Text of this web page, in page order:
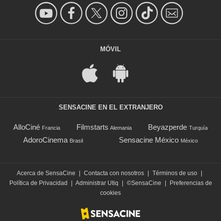
MÓVIL
SENSACINE EN EL EXTRANJERO
AlloCiné Francia Filmstarts Alemania Beyazperde Turquía
AdoroCinema Brasil Sensacine México México
Acerca de SensaCine | Contacta con nosotros | Términos de uso |
Política de Privacidad
| Administrar Utiq | ©SensaCine |
Preferencias de
cookies